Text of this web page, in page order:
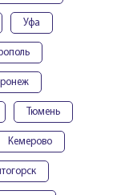
Уфа
Тюмень
Кемерово